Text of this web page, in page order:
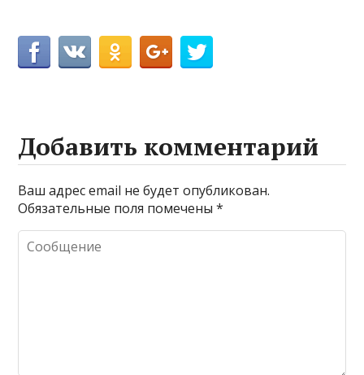
Добавить комментарий
Ваш адрес email не будет опубликован.
Обязательные поля помечены*